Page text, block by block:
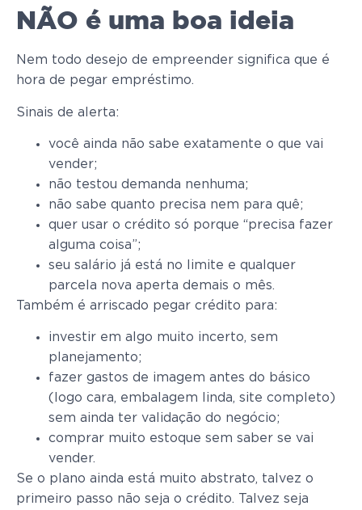
NÃO é uma boa ideia
Nem todo desejo de empreender significa que é
hora de pegar empréstimo.
Sinais de alerta:
você ainda não sabe exatamente o que vai
vender;
não testou demanda nenhuma;
não sabe quanto precisa nem para quê;
quer usar o crédito só porque “precisa fazer
alguma coisa”;
seu salário já está no limite e qualquer
parcela nova aperta demais o mês.
Também é arriscado pegar crédito para:
investir em algo muito incerto, sem
planejamento;
fazer gastos de imagem antes do básico
(logo cara, embalagem linda, site completo)
sem ainda ter validação do negócio;
comprar muito estoque sem saber se vai
vender.
Se o plano ainda está muito abstrato, talvez o
primeiro passo não seja o crédito. Talvez seja